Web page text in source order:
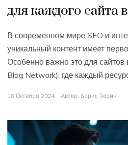
для каждого сайта
В современном мире SEO и
уникальный контент имеет
Особенно важно это для сайтов
Blog Network), где каждый
18 Октября 2024 Автор: Борис Тюрин